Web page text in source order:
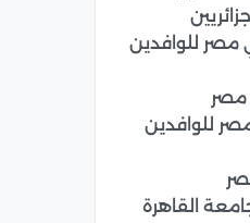
مصر للوافدين
مصر
للوافدين
القاهرة